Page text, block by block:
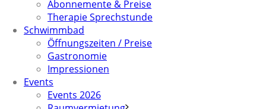
Abonnemente & Preise
Therapie Sprechstunde
Schwimmbad
Öffnungszeiten / Preise
Gastronomie
Impressionen
Events
Events 2026